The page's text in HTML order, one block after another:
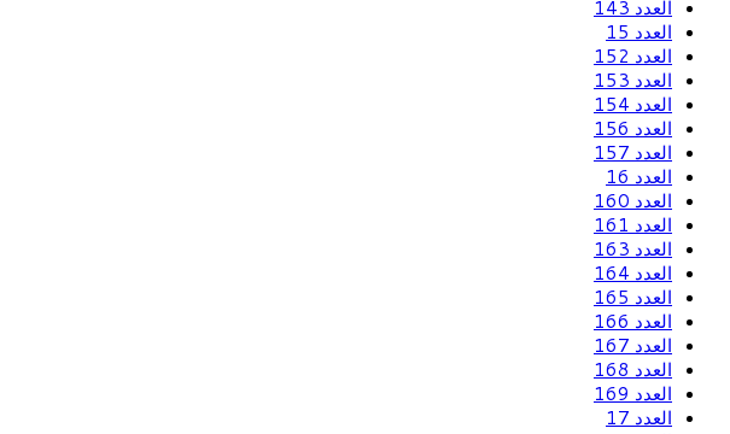
العدد 143
العدد 15
العدد 152
العدد 153
العدد 154
العدد 156
العدد 157
العدد 16
العدد 160
العدد 161
العدد 163
العدد 164
العدد 165
العدد 166
العدد 167
العدد 168
العدد 169
العدد 17